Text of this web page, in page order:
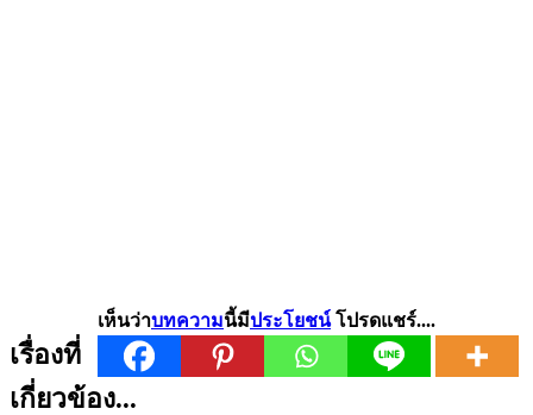
เห็นว่าบทความนี้มีประโยชน์โปรดแชร์....
เรื่องที่
เกี่ยวข้อง...